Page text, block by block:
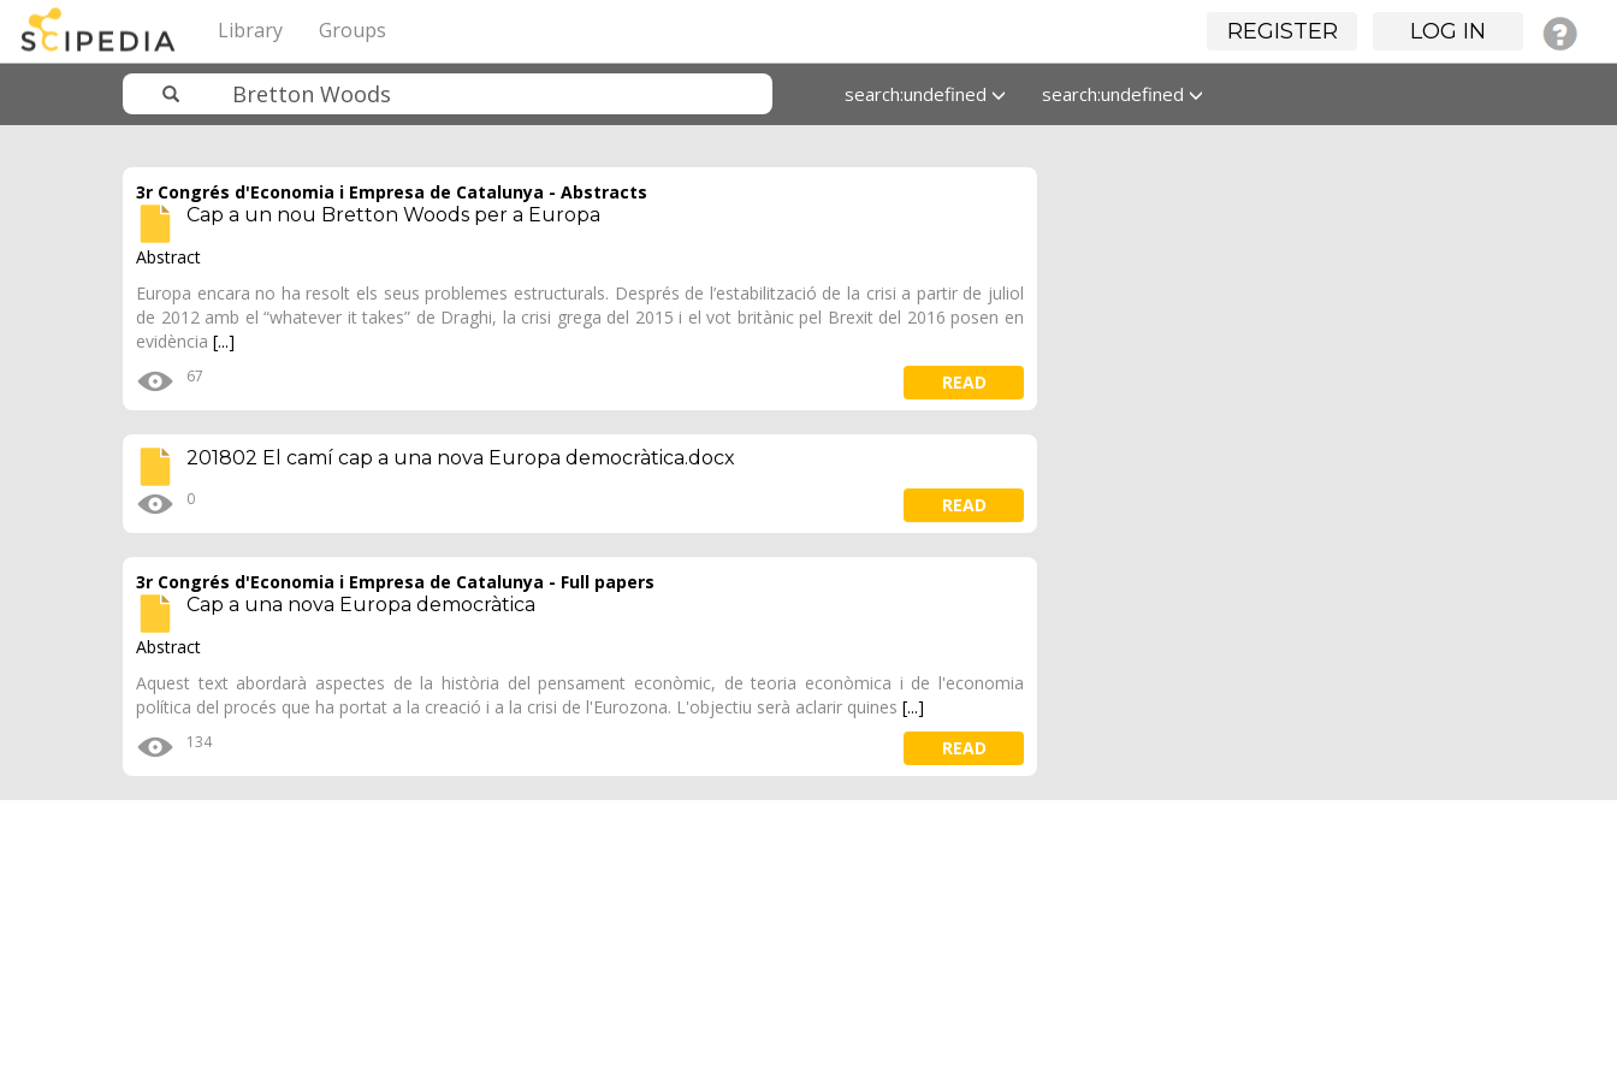
REGISTER LOG IN
Library Groups
search:undefined search:undefined
3r Congrés d'Economia i Empresa de Catalunya - Abstracts
Cap a un nou Bretton Woods per a Europa
Abstract
Europa encara no ha resolt els seus problemes estructurals. Després de l’estabilització de la crisi a partir de juliol
de 2012 amb el “whatever it takes” de Draghi, la crisi grega del 2015 i el vot britànic pel Brexit del 2016 posen en
evidència [...]
67 READ
201802 El camí cap a una nova Europa democràtica.docx
0 READ
3r Congrés d'Economia i Empresa de Catalunya - Full papers
Cap a una nova Europa democràtica
Abstract
Aquest text abordarà aspectes de la història del pensament econòmic, de teoria econòmica i de l'economia
política del procés que ha portat a la creació i a la crisi de l'Eurozona. L'objectiu serà aclarir quines [...]
134 READ